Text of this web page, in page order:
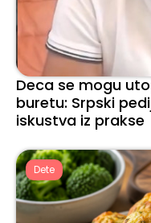
Deca se mogu
buretu: Srpski
iskustva iz prakse
Dete